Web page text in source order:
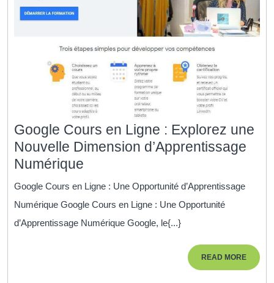
Google Cours en Ligne : Explorez une
Nouvelle Dimension d’Apprentissage
Numérique
Cours
en
:
Google Cours en Ligne : Une Opportunité d’Apprentissage
Numérique Google Cours en Ligne : Une Opportunité
d’Apprentissage Numérique Google, le{...}
READ MOREREAD
MORE